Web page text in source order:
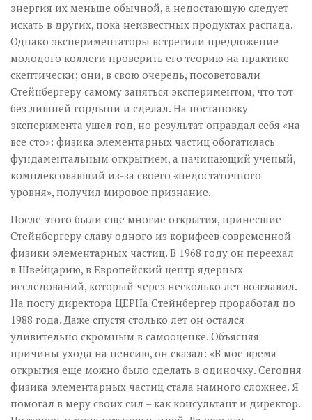
энергия их меньше обычной, а недостающую следует
искать в других, пока неизвестных продуктах распада.
Однако экспериментаторы встретили предложение
молодого коллеги проверить его теорию на практике
скептически; они, в свою очередь, посоветовали
Стейнбергеру самому заняться экспериментом, что тот
без лишней гордыни и сделал. На постановку
эксперимента ушел год, но результат оправдал себя «на
все сто»: физика элементарных частиц обогатилась
фундаментальным открытием, а начинающий ученый,
комплексовавший из-за своего «недостаточного
уровня», получил мировое признание.
После этого были еще многие открытия, принесшие
Стейнбергеру славу одного из корифеев современной
физики элементарных частиц. В 1968 году он переехал
в Швейцарию, в Европейский центр ядерных
исследований, который через несколько лет возглавил.
На посту директора ЦЕРНа Стейнбергер проработал до
1988 года. Даже спустя столько лет он остался
удивительно скромным в самооценке. Объясняя
причины ухода на пенсию, он сказал: «В мое время
открытия еще можно было сделать в одиночку. Сегодня
физика элементарных частиц стала намного сложнее. Я
помогал в меру своих сил – как консультант и директор.